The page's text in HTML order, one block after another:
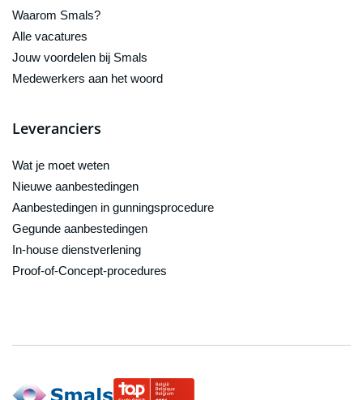
Waarom Smals?
Alle vacatures
Jouw voordelen bij Smals
Medewerkers aan het woord
Leveranciers
Wat je moet weten
Nieuwe aanbestedingen
Aanbestedingen in gunningsprocedure
Gegunde aanbestedingen
In-house dienstverlening
Proof-of-Concept-procedures